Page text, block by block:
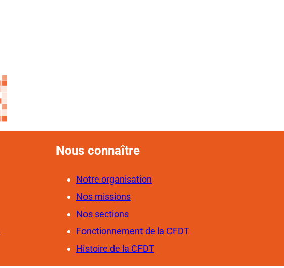
Nous connaître
Notre organisation
Nos missions
Nos sections
Fonctionnement de la CFDT
Histoire de la CFDT